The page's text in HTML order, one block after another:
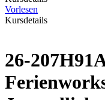
Vorlesen
Kursdetails
26-